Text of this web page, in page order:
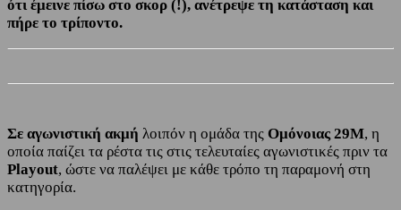
ότι έμεινε πίσω στο σκορ (!), ανέτρεψε τη κατάσταση και
πήρε το τρίποντο.
Σε αγωνιστική ακμή λοιπόν η ομάδα της Ομόνοιας 29Μ, η
οποία παίζει τα ρέστα τις στις τελευταίες αγωνιστικές πριν τα
Playout, ώστε να παλέψει με κάθε τρόπο τη παραμονή στη
κατηγορία.